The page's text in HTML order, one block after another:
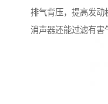
排气背压，提高发动
消声器还能过滤有害